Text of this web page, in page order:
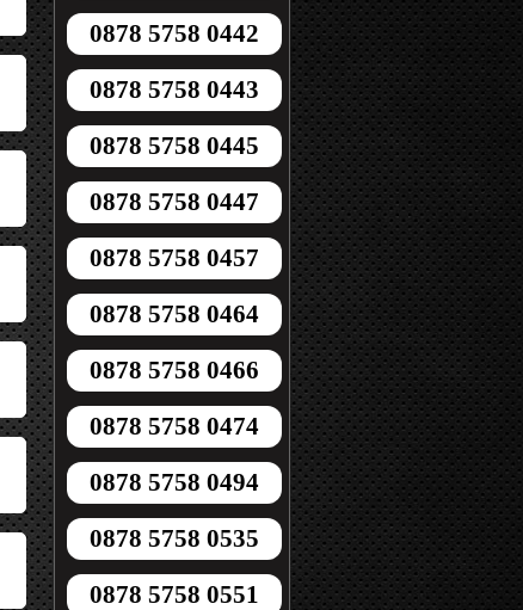
0878 5758 0442
0878 5758 0443
0878 5758 0445
0878 5758 0447
0878 5758 0457
0878 5758 0464
0878 5758 0466
0878 5758 0474
0878 5758 0494
0878 5758 0535
0878 5758 0551